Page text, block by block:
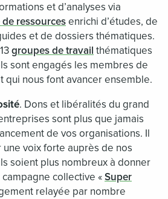
et d’analyses via
ressourcesenrichi d’études, de
et de dossiers thématiques.
groupes de travail thématiques
sont engagés les membres de
qui nous font avancer ensemble.
. Dons et libéralités du grand
sont plus que jamais
de vos organisations. Il
voix forte auprès de nos
soient plus nombreux à donner
collective «Super
relayée par nombre